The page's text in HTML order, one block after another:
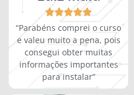

“Parabéns comprei o curso
e valeu muito a pena, pois
consegui obter muitas
informações importantes
para instalar”